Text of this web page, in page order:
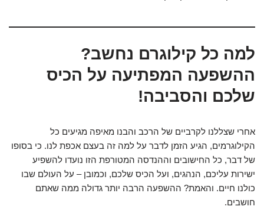
למה כל קילוגרם נחשב?
ההשפעה המפתיעה על הכיס
שלכם והסביבה!
אחרי שצללנו לקרביים של הרכב והבנו מאיפה מגיעים כל
הקילוגרמים, הגיע הזמן לדבר על למה זה בעצם אכפת לנו. כי בסופו
של דבר, כל החישובים וההנדסה המטורפת הזו נועדו להשפיע
ישירות עליכם, הנהגים, ועל הכיס שלכם, וכמובן – על העולם שבו
כולנו חיים. והאמת? ההשפעה הרבה יותר גדולה ממה שאתם
חושבים.